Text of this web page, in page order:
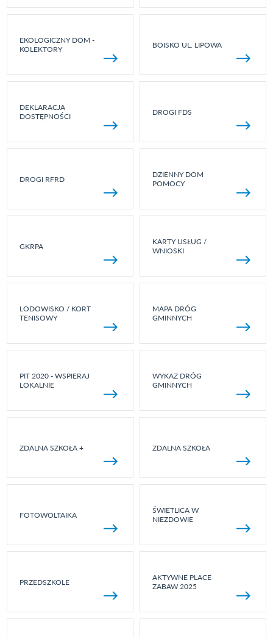
EKOLOGICZNY DOM -
KOLEKTORY
BOISKO UL. LIPOWA
DEKLARACJA
DOSTĘPNOŚCI
DROGI FDS
DROGI RFRD
DZIENNY DOM
POMOCY
GKRPA
KARTY USŁUG /
WNIOSKI
LODOWISKO / KORT
TENISOWY
MAPA DRÓG
GMINNYCH
PIT 2020 - WSPIERAJ
LOKALNIE
WYKAZ DRÓG
GMINNYCH
ZDALNA SZKOŁA + ZDALNA SZKOŁA
FOTOWOLTAIKA
ŚWIETLICA W
NIEZDOWIE
PRZEDSZKOLE
AKTYWNE PLACE
ZABAW 2025